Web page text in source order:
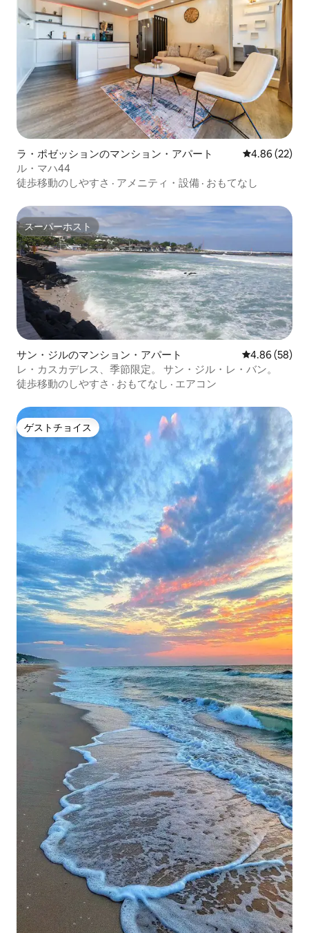
ラ・ポゼッションのマンション・アパート レビュー22
4.86 (22)
ル・マハ44
徒歩移動のしやすさ · アメニティ・設備 · おもてなし
スーパーホスト
スーパーホスト
サン・ジルのマンション・アパート レビュー58
4.86 (58)
レ・カスカデレス、季節限定。 サン・ジル・レ・バン。
徒歩移動のしやすさ · おもてなし · エアコン
ゲストチョイス
ゲストチョイス